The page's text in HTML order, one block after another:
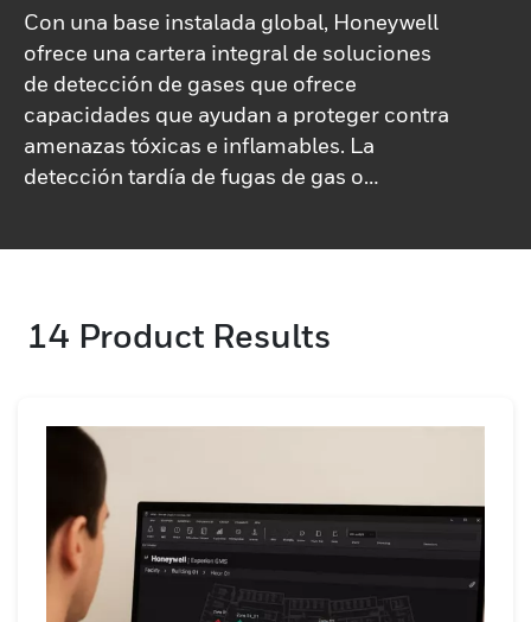
Con una base instalada global, Honeywell
ofrece una cartera integral de soluciones
de detección de gases que ofrece
capacidades que ayudan a proteger contra
amenazas tóxicas e inflamables. La
detección tardía de fugas de gas o
variedad de tecnologías, que incluyen
catalíticas, tecnologías infrarrojas y
tecnología colorimétrica de cinta de papel
(Chemcassette®). La tecnología de
cartucho electroquímico ofrece niveles de
detección de partes por millón (ppm),
mientras que la tecnología de cinta de
papel Chemcassette ofrece niveles de
14 Product Results